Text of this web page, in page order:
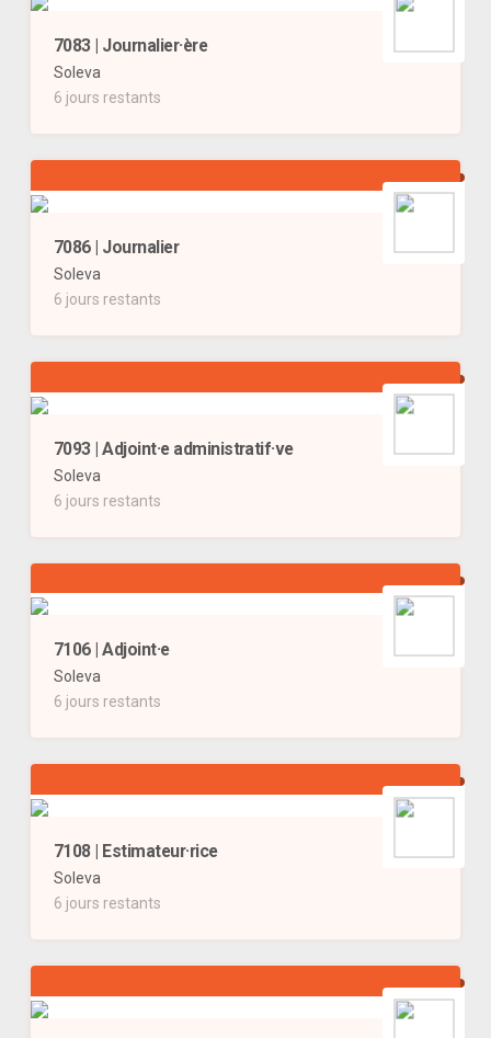
7083 | Journalier·ère
Soleva
6 jours restants
7086 | Journalier
Soleva
6 jours restants
7093 | Adjoint·e administratif·ve
Soleva
6 jours restants
7106 | Adjoint·e
Soleva
6 jours restants
7108 | Estimateur·rice
Soleva
6 jours restants